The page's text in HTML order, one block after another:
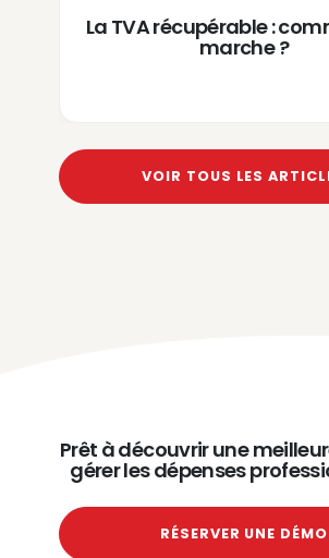
La TVA récupérable :
marche ?
VOIR TOUS LES
Prêt à découvrir une
gérer les dépenses
RÉSERVER UNE DÉMO